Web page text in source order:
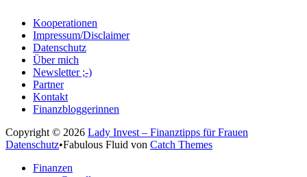
Kooperationen
Impressum/Disclaimer
Datenschutz
Über mich
Newsletter ;-)
Partner
Kontakt
Finanzbloggerinnen
Copyright © 2026 Lady Invest – Finanztipps für Frauen
Datenschutz•Fabulous Fluid von Catch Themes
oben
Finanzen